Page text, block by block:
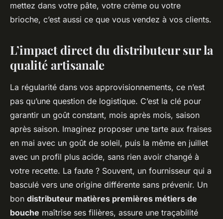
mettez dans votre pâte, votre crème ou votre
brioche, c’est aussi ce que vous vendez à vos clients.
L’impact direct du distributeur sur la
qualité artisanale
La régularité dans vos approvisionnements, ce n’est
pas qu’une question de logistique. C’est la clé pour
garantir un goût constant, mois après mois, saison
après saison. Imaginez proposer une tarte aux fraises
en mai avec un goût de soleil, puis la même en juillet
avec un profil plus acide, sans rien avoir changé à
votre recette. La faute ? Souvent, un fournisseur qui a
basculé vers une origine différente sans prévenir. Un
bon distributeur matières premières métiers de
bouche maîtrise ses filières, assure une traçabilité